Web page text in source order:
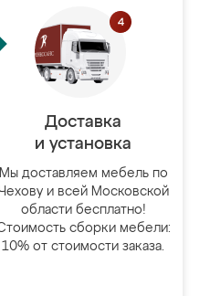
Доставка
и установка
Мы доставляем мебель по
и всей Московской
области бесплатно!
сборки мебели:
10% от стоимости заказа.